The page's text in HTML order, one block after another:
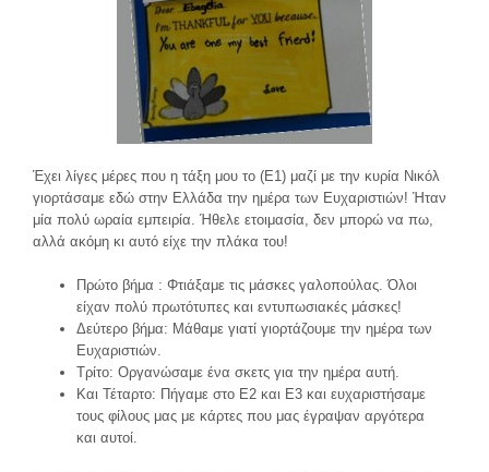
Έχει λίγες μέρες που η τάξη μου το (Ε1) μαζί με την κυρία Νικόλ
γιορτάσαμε εδώ στην Ελλάδα την ημέρα των Ευχαριστιών! Ήταν
μία πολύ ωραία εμπειρία. Ήθελε ετοιμασία, δεν μπορώ να πω,
αλλά ακόμη κι αυτό είχε την πλάκα του!
Πρώτο βήμα : Φτιάξαμε τις μάσκες γαλοπούλας. Όλοι
είχαν πολύ πρωτότυπες και εντυπωσιακές μάσκες!
Δεύτερο βήμα: Μάθαμε γιατί γιορτάζουμε την ημέρα των
Ευχαριστιών.
Τρίτο: Οργανώσαμε ένα σκετς για την ημέρα αυτή.
Και Τέταρτο: Πήγαμε στο Ε2 και Ε3 και ευχαριστήσαμε
τους φίλους μας με κάρτες που μας έγραψαν αργότερα
και αυτοί.